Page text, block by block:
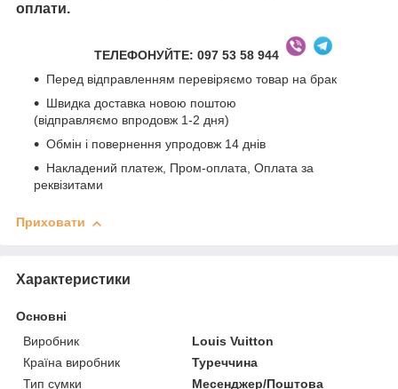
оплати.
ТЕЛЕФОНУЙТЕ: 097 53 58 944
Перед відправленням перевіряємо товар на брак
Швидка доставка новою поштою
(відправляємо впродовж 1-2 дня)
Обмін і повернення упродовж 14 днів
Накладений платеж, Пром-оплата, Оплата за
реквізитами
Приховати
Характеристики
Основні
Виробник
Louis Vuitton
Країна виробник
Туреччина
Тип сумки
Месенджер/Поштова